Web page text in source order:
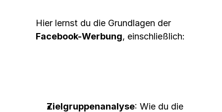
Facebook-Werbung, einschließlich:
Zielgruppenanalyse: Wie du die